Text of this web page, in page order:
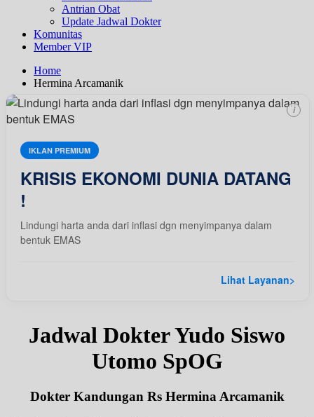
Antrian Obat
Update Jadwal Dokter
Komunitas
Member VIP
Home
Hermina Arcamanik
IKLAN PREMIUM
KRISIS EKONOMI DUNIA DATANG
!
Lindungi harta anda dari inflasi dgn menyimpanya dalam
bentuk EMAS
Lihat Layanan>
i
Jadwal Dokter Yudo Siswo
Utomo SpOG
Dokter Kandungan Rs Hermina Arcamanik